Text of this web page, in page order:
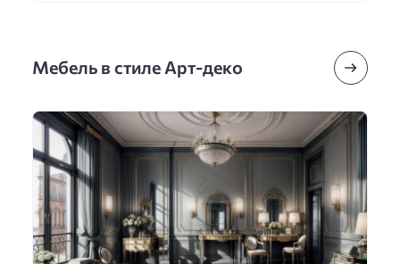
Мебель в стиле Арт-деко